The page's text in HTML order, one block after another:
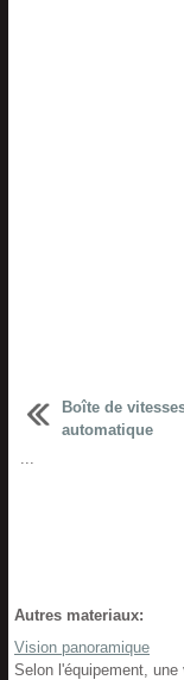
Boîte de
automatique
...
Autres materiaux:
Vision panoramique
Selon l'équipement,